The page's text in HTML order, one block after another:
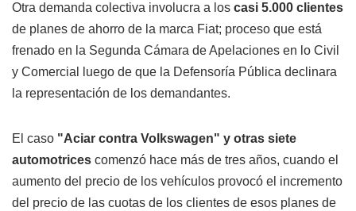
Otra demanda colectiva involucra a los casi 5.000 clientes
de planes de ahorro de la marca Fiat; proceso que está
frenado en la Segunda Cámara de Apelaciones en lo Civil
y Comercial luego de que la Defensoría Pública declinara
la representación de los demandantes.
El caso "Aciar contra Volkswagen" y otras siete
automotrices comenzó hace más de tres años, cuando el
aumento del precio de los vehículos provocó el incremento
del precio de las cuotas de los clientes de esos planes de